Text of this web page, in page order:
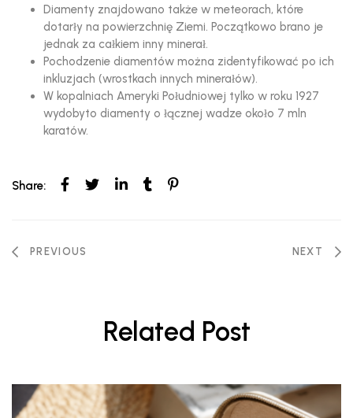
Diamenty znajdowano także w meteorach, które
dotarły na powierzchnię Ziemi. Początkowo brano je
jednak za całkiem inny minerał.
Pochodzenie diamentów można zidentyfikować po ich
inkluzjach (wrostkach innych minerałów).
W kopalniach Ameryki Południowej tylko w roku 1927
wydobyto diamenty o łącznej wadze około 7 mln
karatów.
Share:
Nawigacja
PREVIOUS NEXT
Related Post